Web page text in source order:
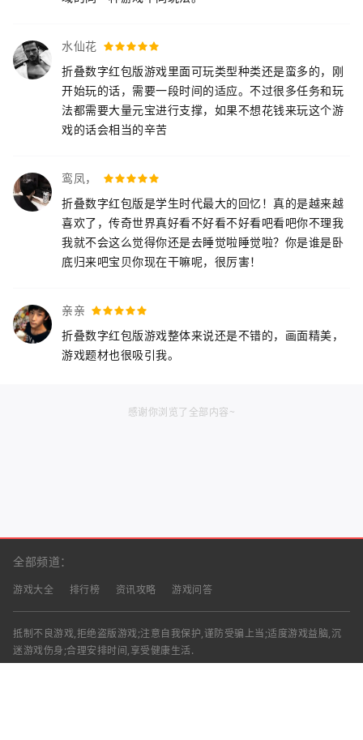
水仙花
折叠数字红包版游戏里面可玩类型种类还是蛮多的，刚
开始玩的话，需要一段时间的适应。不过很多任务和玩
法都需要大量元宝进行支撑，如果不想花钱来玩这个游
戏的话会相当的辛苦
鸾凤，
折叠数字红包版是学生时代最大的回忆！真的是越来越
喜欢了，传奇世界真好看不好看不好看吧看吧你不理我
我就不会这么觉得你还是去睡觉啦睡觉啦？你是谁是卧
底归来吧宝贝你现在干嘛呢，很厉害！
亲亲
折叠数字红包版游戏整体来说还是不错的，画面精美，
游戏题材也很吸引我。
感谢你浏览了全部内容~
全部频道：
游戏大全 排行榜 资讯攻略 游戏问答
抵制不良游戏,拒绝盗版游戏;注意自我保护,谨防受骗上当;适度游戏益脑,沉
迷游戏伤身;合理安排时间,享受健康生活.